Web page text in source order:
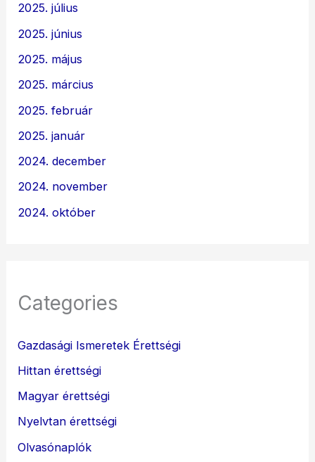
2025. július
2025. június
2025. május
2025. március
2025. február
2025. január
2024. december
2024. november
2024. október
Categories
Gazdasági Ismeretek Érettségi
Hittan érettségi
Magyar érettségi
Nyelvtan érettségi
Olvasónaplók